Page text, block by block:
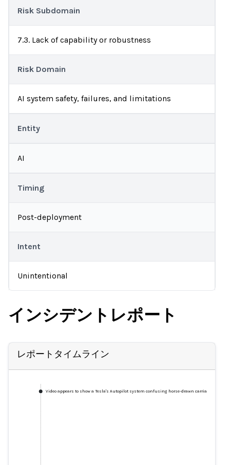
Risk Subdomain
7.3. Lack of capability or robustness
Risk Domain
AI system safety, failures, and limitations
Entity
AI
Timing
Post-deployment
Intent
Unintentional
インシデントレポート
レポートタイムライン
Video appears to show a Tesla's Autopilot system confusing horse-drawn carriage for truck